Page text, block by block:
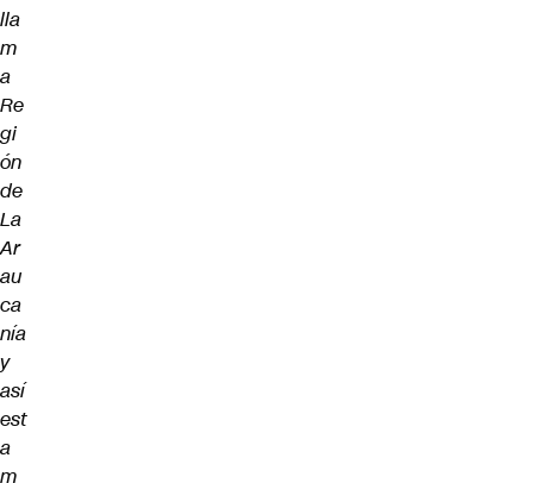
lla
m
a
Re
gi
ón
de
La
Ar
au
ca
nía
y
así
est
a
m